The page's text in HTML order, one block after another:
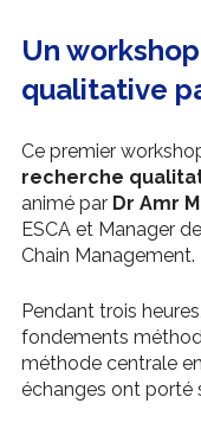
Un
qualitative
Ce premier
recherche
animé par Dr Amr
ESCA et Manager
Chain Management.
Pendant trois
fondements
méthode centrale
échanges ont porté